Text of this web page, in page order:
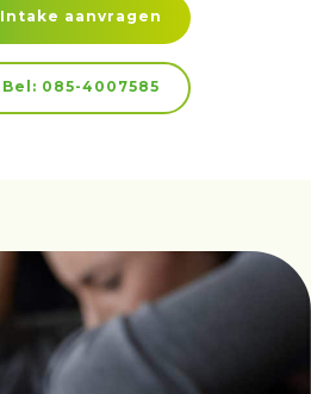
Intake aanvragen
Bel: 085-4007585